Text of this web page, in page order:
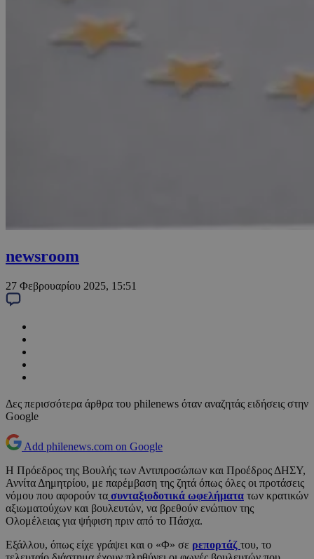
newsroom
27 Φεβρουαρίου 2025, 15:51
Δες περισσότερα άρθρα του philenews όταν αναζητάς ειδήσεις στην
Google
Add philenews.com on Google
Η Πρόεδρος της Βουλής των Αντιπροσώπων και Προέδρος ΔΗΣΥ,
Αννίτα Δημητρίου, με παρέμβαση της ζητά όπως όλες οι προτάσεις
νόμου που αφορούν τα συνταξιοδοτικά ωφελήματα των κρατικών
αξιωματούχων και βουλευτών, να βρεθούν ενώπιον της
Ολομέλειας για ψήφιση πριν από το Πάσχα.
Εξάλλου, όπως είχε γράψει και ο «Φ» σε ρεπορτάζ του, το